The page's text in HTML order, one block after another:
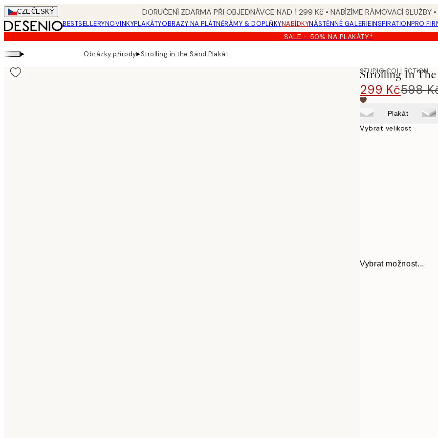
Skip
to
main
content.
CZEČESKÝ DORUČENÍ ZDARMA PŘI OBJEDNÁVCE NAD 1 299 Kč • NABÍZÍME RÁMOVACÍ SLUŽBY
BESTSELLERYNOVINKYPLAKÁTYOBRAZY NA PLÁTNĚRÁMY & DOPLŇKYNABÍDKYNÁSTĚNNÉ GALERIEINSPIRATIONPRO
SALE - 50% NA PLAKÁTY*
▸ Obrázky přírody▸Strolling in the Sand Plakát
STUDIO COLLECTION
Strolling In The
299 Kč598
Plakát
Vybrat velikost
Vybrat možnost...